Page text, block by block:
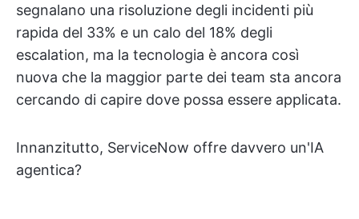
segnalano una risoluzione degli incidenti più
rapida del 33% e un calo del 18% degli
escalation, ma la tecnologia è ancora così
nuova che la maggior parte dei team sta ancora
cercando di capire dove possa essere applicata.
Innanzitutto, ServiceNow offre davvero un'IA
agentica?